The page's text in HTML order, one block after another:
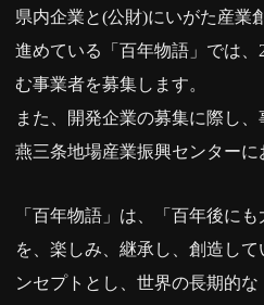
県内企業と(公財)にいがた産業
進めている「百年物語」では
む事業者を募集します。
また、開発企業の募集に際し
燕三条地場産業振興センターに
「百年物語」は、「百年後に
を、楽しみ、継承し、創造し
ンセプトとし、世界の長期的な